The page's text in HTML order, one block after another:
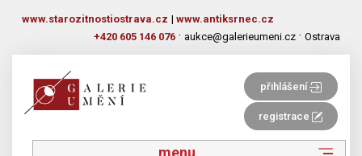
www.starozitnostiostrava.cz | www.antiksrnec.cz
+420 605 146 076 · aukce@galerieumeni.cz · Ostrava
přihlášení
registrace
menu